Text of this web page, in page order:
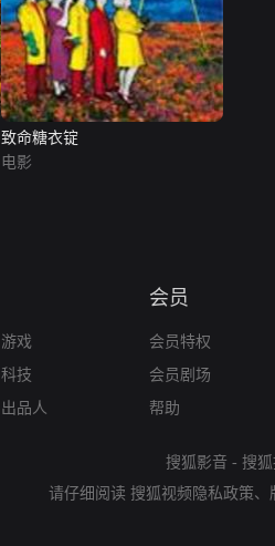
致命糖衣锭
电影
游戏
科技
出品人
会员
会员特权
会员剧场
帮助
搜狐影音 - 搜
请仔细阅读 搜狐视频隐私政策、